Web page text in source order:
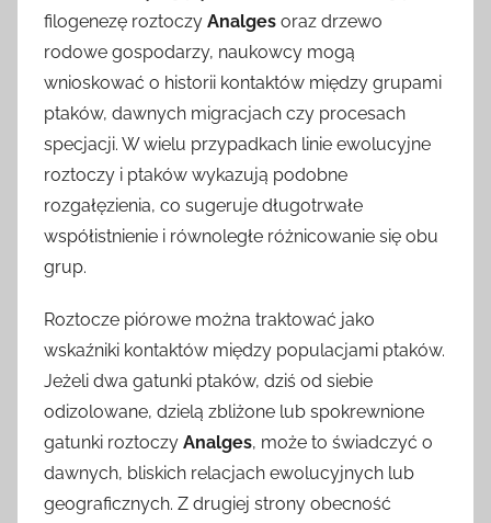
filogenezę roztoczy Analges oraz drzewo
rodowe gospodarzy, naukowcy mogą
wnioskować o historii kontaktów między grupami
ptaków, dawnych migracjach czy procesach
specjacji. W wielu przypadkach linie ewolucyjne
roztoczy i ptaków wykazują podobne
rozgałęzienia, co sugeruje długotrwałe
współistnienie i równoległe różnicowanie się obu
grup.
Roztocze piórowe można traktować jako
wskaźniki kontaktów między populacjami ptaków.
Jeżeli dwa gatunki ptaków, dziś od siebie
odizolowane, dzielą zbliżone lub spokrewnione
gatunki roztoczy Analges, może to świadczyć o
dawnych, bliskich relacjach ewolucyjnych lub
geograficznych. Z drugiej strony obecność